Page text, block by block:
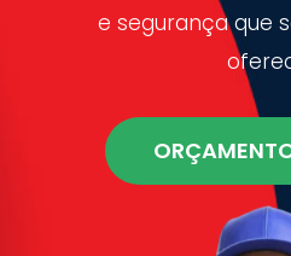
e segurança que